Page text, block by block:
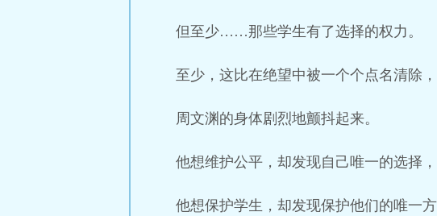
但至少……那些学生有了选择的权力。
至少，这比在绝望中被一个个点名清除，
周文渊的身体剧烈地颤抖起来。
他想维护公平，却发现自己唯一的选择
他想保护学生，却发现保护他们的唯一